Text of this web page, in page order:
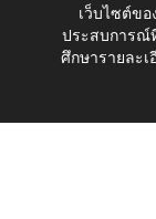
โทรศัพท์:
E-
เว็บไซต์ข
ประสบการณ์
ศึกษารายละเ